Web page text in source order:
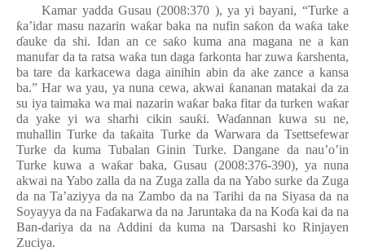
Kamar yadda Gusau (2008:370 ), ya yi bayani, “Turke a
ƙa’idar masu nazarin waƙar baka na nufin saƙon da waƙa take
ɗauke da shi. Idan an ce saƙo kuma ana magana ne a kan
manufar da ta ratsa waƙa tun daga farkonta har zuwa ƙarshenta,
ba tare da karkacewa daga ainihin abin da ake zance a kansa
ba.” Har wa yau, ya nuna cewa, akwai ƙananan matakai da za
su iya taimaka wa mai nazarin waƙar baka fitar da turken waƙar
da yake yi wa sharhi cikin sauƙi. Waɗannan kuwa su ne,
muhallin Turke da taƙaita Turke da Warwara da Tsettsefewar
Turke da kuma Tubalan Ginin Turke. Dangane da nau’o’in
Turke kuwa a waƙar baka, Gusau (2008:376-390), ya nuna
akwai na Yabo zalla da na Zuga zalla da na Yabo surke da Zuga
da na Ta’aziyya da na Zambo da na Tarihi da na Siyasa da na
Soyayya da na Faɗakarwa da na Jaruntaka da na Koɗa kai da na
Ban-dariya da na Addini da kuma naƊarsashi ko Rinjayen
Zuciya.